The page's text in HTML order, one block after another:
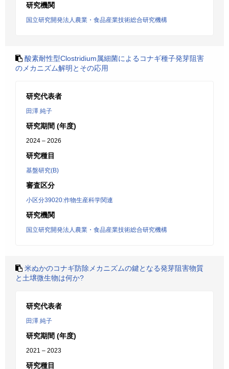
研究機関
国立研究開発法人農業・食品産業技術総合研究機構
酸素耐性型Clostridium属細菌によるコナギ種子発芽阻害
のメカニズム解明とその応用
研究代表者
田澤 純子
研究期間 (年度)
2024 – 2026
研究種目
基盤研究(B)
審査区分
小区分39020:作物生産科学関連
研究機関
国立研究開発法人農業・食品産業技術総合研究機構
米ぬかのコナギ防除メカニズムの鍵となる発芽阻害物質
と土壌微生物は何か?
研究代表者
田澤 純子
研究期間 (年度)
2021 – 2023
研究種目